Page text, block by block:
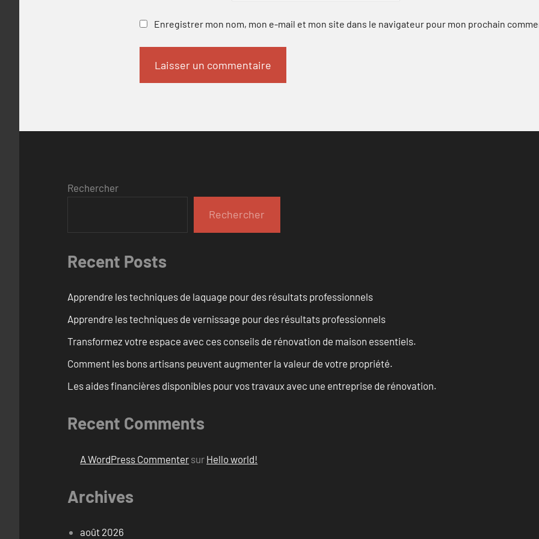
Enregistrer mon nom, mon e-mail et mon site dans le navigateur pour mon prochain
Rechercher
Rechercher
Recent Posts
Apprendre les techniques de laquage pour des résultats professionnels
Apprendre les techniques de vernissage pour des résultats professionnels
Transformez votre espace avec ces conseils de rénovation de maison essentiels.
Comment les bons artisans peuvent augmenter la valeur de votre propriété.
Les aides financières disponibles pour vos travaux avec une entreprise de rénovation.
Recent Comments
A WordPress Commenter sur Hello world!
Archives
août 2026